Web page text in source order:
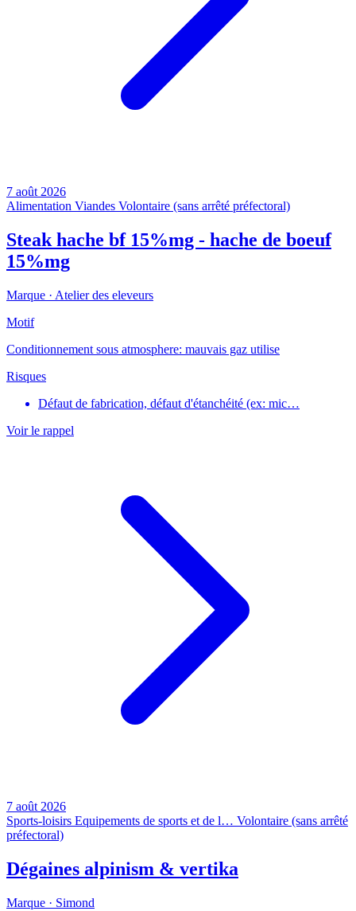
7 août 2026
Alimentation Viandes Volontaire (sans arrêté préfectoral)
Steak hache bf 15%mg - hache de boeuf
15%mg
Marque · Atelier des eleveurs
Motif
Conditionnement sous atmosphere: mauvais gaz utilise
Risques
Défaut de fabrication, défaut d'étanchéité (ex: mic…
Voir le rappel
7 août 2026
Sports-loisirs Equipements de sports et de l… Volontaire (sans arrêté
préfectoral)
Dégaines alpinism & vertika
Marque · Simond